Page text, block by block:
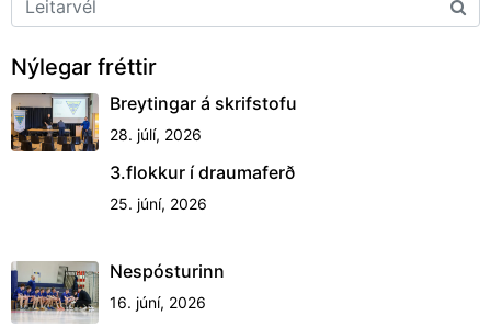
Nýlegar fréttir
Breytingar á skrifstofu
28. júlí, 2026
3.flokkur í draumaferð
25. júní, 2026
Nespósturinn
16. júní, 2026